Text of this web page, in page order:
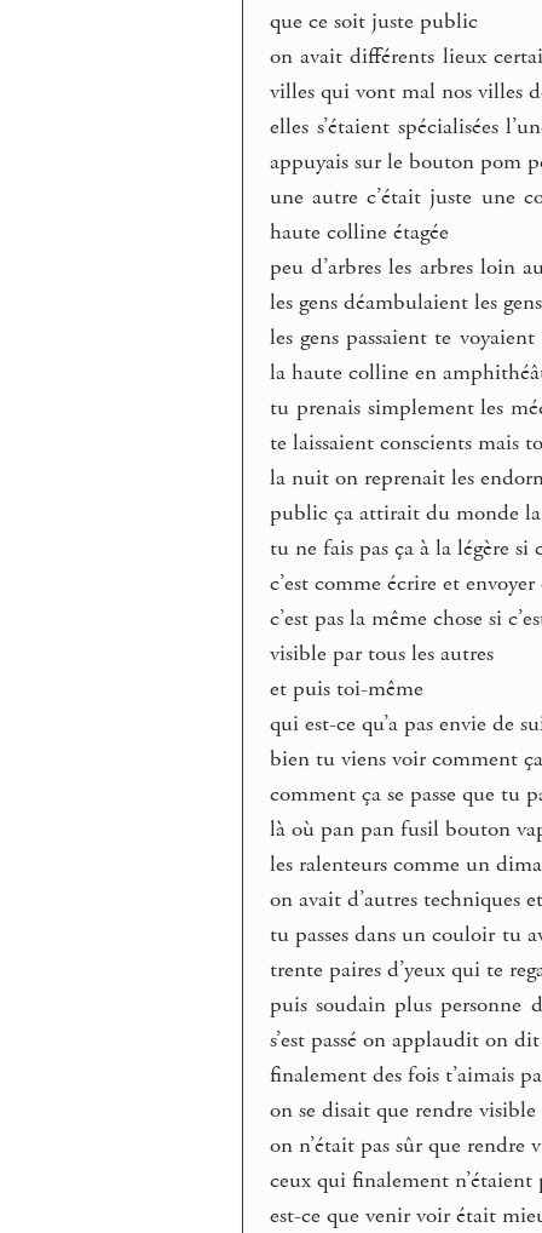
que ce soit juste public
on avait différents lieux
villes qui vont mal nos villes
elles s’étaient spécialisées
appuyais sur le bouton pom
une autre c’était juste une
haute colline étagée
peu d’arbres les arbres loin
les gens déambulaient les
les gens passaient te
la haute colline en
tu prenais simplement les
te laissaient conscients mais
la nuit on reprenait les
public ça attirait du monde
tu ne fais pas ça à la légère si
c’est comme écrire et envoyer
c’est pas la même chose si
visible par tous les autres
et puis toi-même
qui est-ce qu’a pas envie de
bien tu viens voir comment
comment ça se passe que tu
là où pan pan fusil bouton
les ralenteurs comme un
on avait d’autres techniques
tu passes dans un couloir tu
trente paires d’yeux qui te
puis soudain plus personne
s’est passé on applaudit on
finalement des fois t’aimais
on se disait que rendre
on n’était pas sûr que rendre
ceux qui finalement n’étaient
est-ce que venir voir était